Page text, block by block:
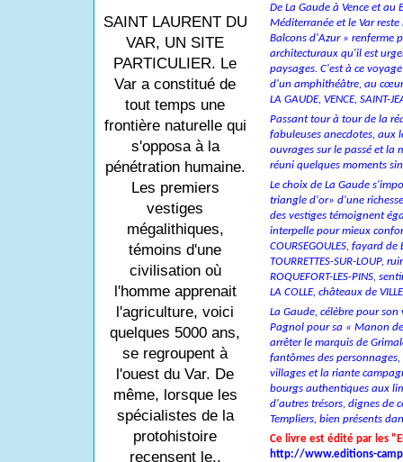
SAINT LAURENT DU
VAR, UN SITE
PARTICULIER. Le
Var a constitué de
tout temps une
frontière naturelle qui
s'opposa à la
pénétration humaine.
Les premiers
vestiges
mégalithiques,
témoins d'une
civilisation où
l'homme apprenait
l'agriculture, voici
quelques 5000 ans,
se regroupent à
l'ouest du Var. De
même, lorsque les
spécialistes de la
protohistoire
recensent le.,
De La Gaude à Vence et
Méditerranée et le Var
Balcons d'Azur » renferme
architecturaux qu'il est
paysages. C'est à ce
d'un amphithéâtre, au cœur
LA GAUDE, VENCE, SAINT-
Passant tour à tour de la
fabuleuses anecdotes, aux
ouvrages sur le passé et la
réuni quelques moments
Le choix de La Gaude
triangle d'or» d'une
des vestiges témoignent
interpelle pour mieux
COURSEGOULES, fayard
TOURRETTES-­SUR-LOUP,
ROQUEFORT-LES-PINS,
LA COLLE, châteaux de
La Gaude, célèbre pour
Pagnol pour sa « Manon
arrêter le marquis de
fantômes des
villages et la riante
bourgs authentiques aux
d'autres trésors, dignes de
Templiers, bien présents
Ce livre est édité par les
http://www.editions-